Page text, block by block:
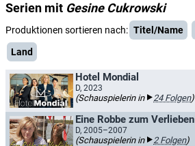
Serien mit Gesine Cukrowski
Produktionen sortieren nach: Titel/Name
Land
Hotel Mondial
D, 2023
(Schauspielerin in 24 Folgen)
Eine Robbe zum Verlieben
D, 2005–2007
(Schauspielerin in 2 Folgen)